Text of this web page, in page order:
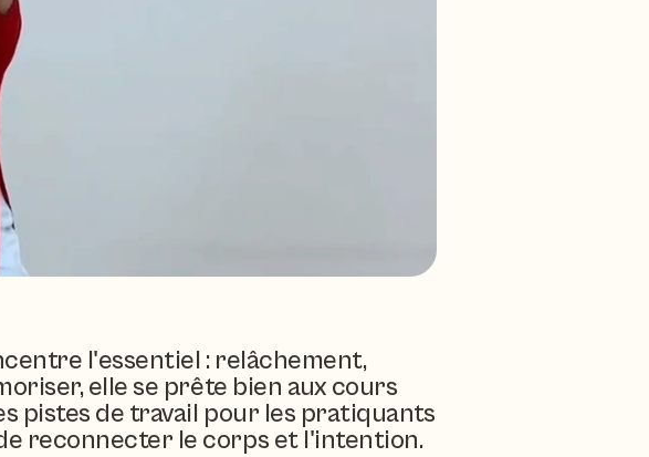
l'essentiel : relâchement,
elle se prête bien aux cours
pistes de travail pour les pratiquants
reconnecter le corps et l'intention.